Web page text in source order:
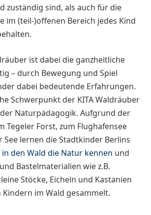
zuständig sind, als auch für die
im (teil-)offenen Bereich jedes Kind
ist dabei die ganzheitliche
– durch Bewegung und Spiel
dabei bedeutende Erfahrungen.
Schwerpunkt der KITA Waldräuber
Naturpädagogik. Aufgrund der
Tegeler Forst, zum Flughafensee
See lernen die Stadtkinder Berlins
den Wald die Natur kennen und
Bastelmaterialien wie z.B.
Stöcke, Eicheln und Kastanien
im Wald gesammelt.